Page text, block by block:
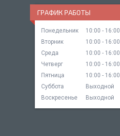
ГРАФИК РАБОТЫ
Понедельник 10:00 16:00
Вторник
10:00 16:00
Среда
10:00 16:00
Четверг
10:00 16:00
Пятница
10:00 16:00
Суббота
Выходной
Воскресенье
Выходной